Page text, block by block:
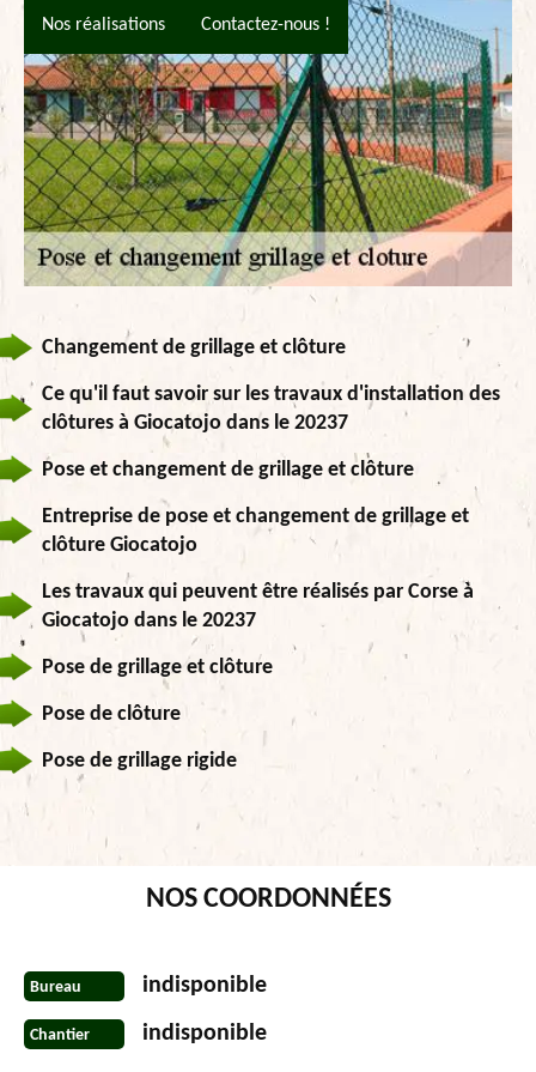
Nos réalisations Contactez-nous !
Changement de grillage et clôture
Ce qu'il faut savoir sur les travaux d'installation des
clôtures à Giocatojo dans le 20237
Pose et changement de grillage et clôture
Entreprise de pose et changement de grillage et
clôture Giocatojo
Les travaux qui peuvent être réalisés par Corse à
Giocatojo dans le 20237
Pose de grillage et clôture
Pose de clôture
Pose de grillage rigide
NOS COORDONNÉES
Bureau indisponible
Chantier indisponible